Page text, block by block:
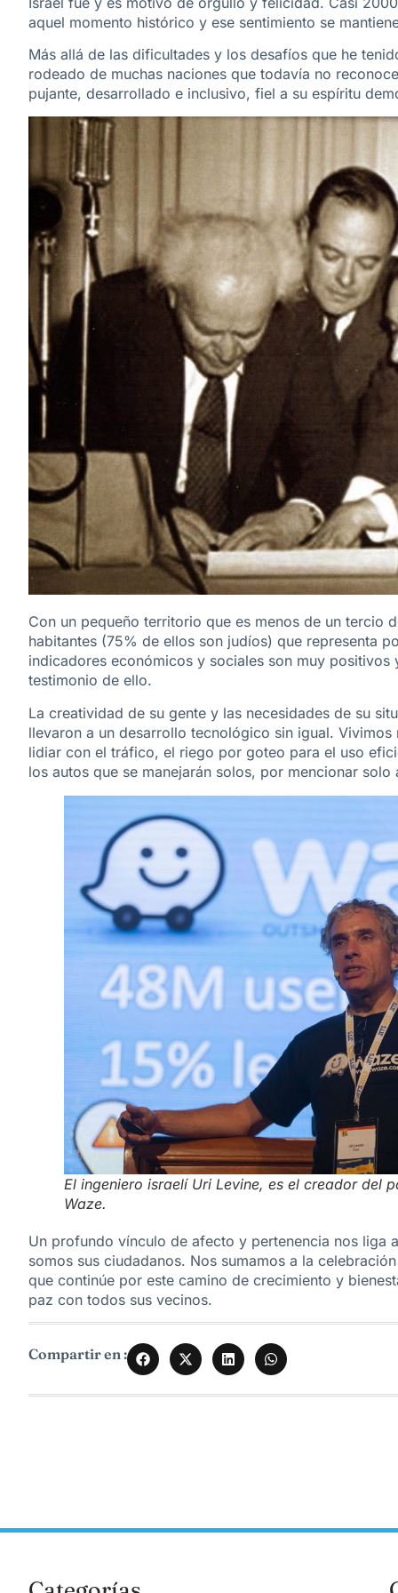
aquel momento histórico y ese sentimiento se
Más allá de las dificultades y los desafíos que he
rodeado de muchas naciones que todavía no
pujante, desarrollado e inclusivo, fiel a su espíritu
Con un pequeño territorio que es menos de un tercio
habitantes (75% de ellos son judíos) que representa
indicadores económicos y sociales son muy
testimonio de ello.
La creatividad de su gente y las necesidades de su
llevaron a un desarrollo tecnológico sin igual.
lidiar con el tráfico, el riego por goteo para el uso
los autos que se manejarán solos, por mencionar solo
El ingeniero israelí Uri Levine, es el creador del
Waze.
Un profundo vínculo de afecto y pertenencia nos liga
somos sus ciudadanos. Nos sumamos a la
que continúe por este camino de crecimiento y
paz con todos sus vecinos.
Compartir en :